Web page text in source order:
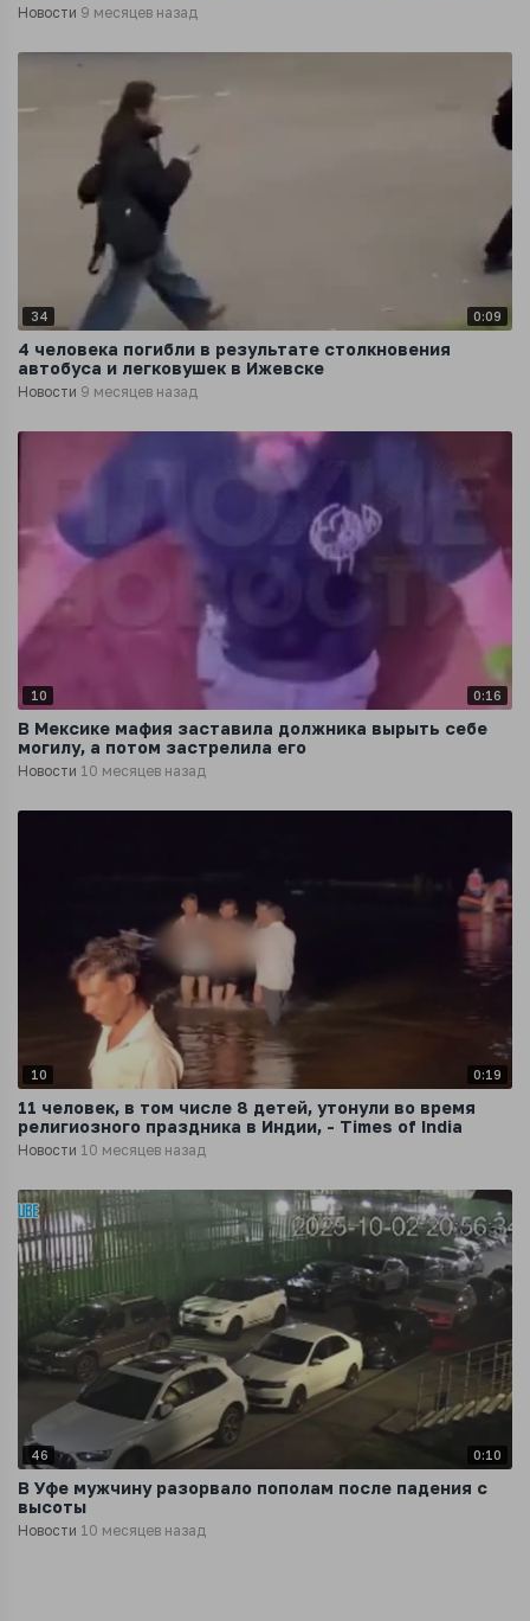
Новости 9 месяцев назад
34 0:09
4 человека погибли в результате столкновения
автобуса и легковушек в Ижевске
Новости 9 месяцев назад
10 0:16
В Мексике мафия заставила должника вырыть себе
могилу, а потом застрелила его
Новости 10 месяцев назад
10 0:19
11 человек, в том числе 8 детей, утонули во время
религиозного праздника в Индии, - Times of India
Новости 10 месяцев назад
46 0:10
В Уфе мужчину разорвало пополам после падения с
высоты
Новости 10 месяцев назад